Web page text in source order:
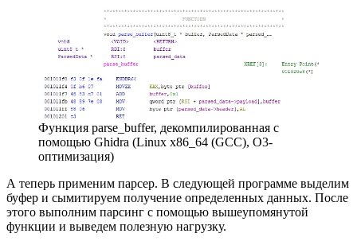
Функция parse_buffer, декомпилированная с
помощью Ghidra (Linux x86_64 (GCC), O3-
оптимизация)
А теперь применим парсер. В следующей программе выделим
буфер и сымитируем получение определенных данных. После
этого выполним парсинг с помощью вышеупомянутой
функции и выведем полезную нагрузку.